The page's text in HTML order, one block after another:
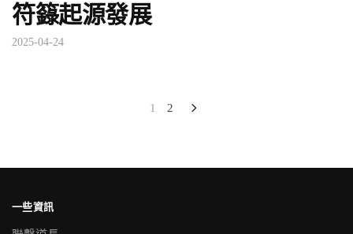
符籙起源發展
2025-04-24
分
頁
1 2
一些資訊